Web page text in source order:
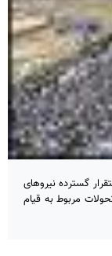
گسترده نیروهای
مربوط به قیام